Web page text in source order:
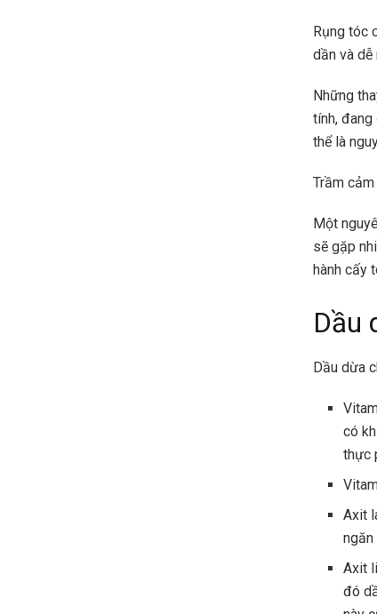
Rụng tóc
dần và dễ
Những
tính,
thể là
Trầm
Một
sẽ gặp
hành cấy
Dầu
Dầu dừa
có
thực
Axit
ngăn
Axit
đó